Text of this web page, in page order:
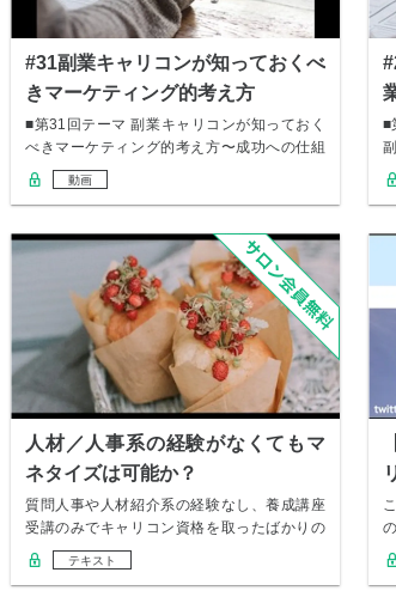
#31副業キャリコンが知っておくべ
きマーケティング的考え方
■第31回テーマ 副業キャリコンが知っておく
べきマーケティング的考え方〜成功への仕組
み作り…
動画
■
人材／人事系の経験がなくてもマ
ネタイズは可能か？
質問人事や人材紹介系の経験なし、養成講座
受講のみでキャリコン資格を取ったばかりの
人でも、個…
テキスト